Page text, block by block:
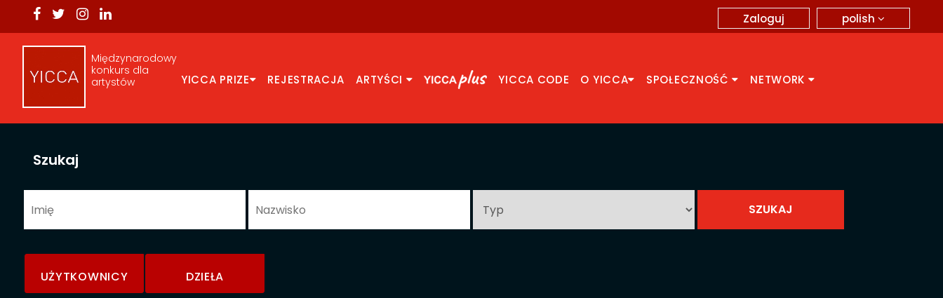
polish
Zaloguj
Międzynarodowy
konkurs dla
artystów
YICCA PRIZE REJESTRACJA ARTYŚCI YICCA CODE O YICCA SPOŁECZNOŚĆ NETWORK
Szukaj
UŻYTKOWNICY DZIEŁA